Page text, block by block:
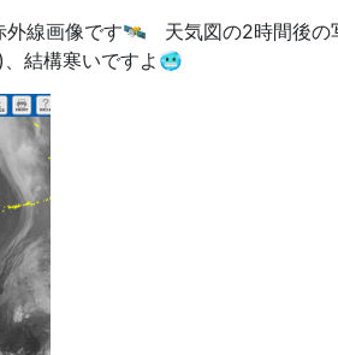
線画像です🛰️ 天気図の2時間後の
結構寒いですよ🥶